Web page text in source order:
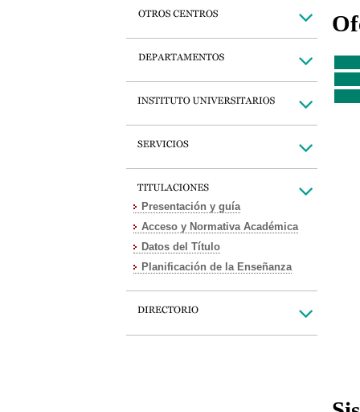
Presentación y guía
Acceso y Normativa Académica
Datos del Título
Planificación de la Enseñanza